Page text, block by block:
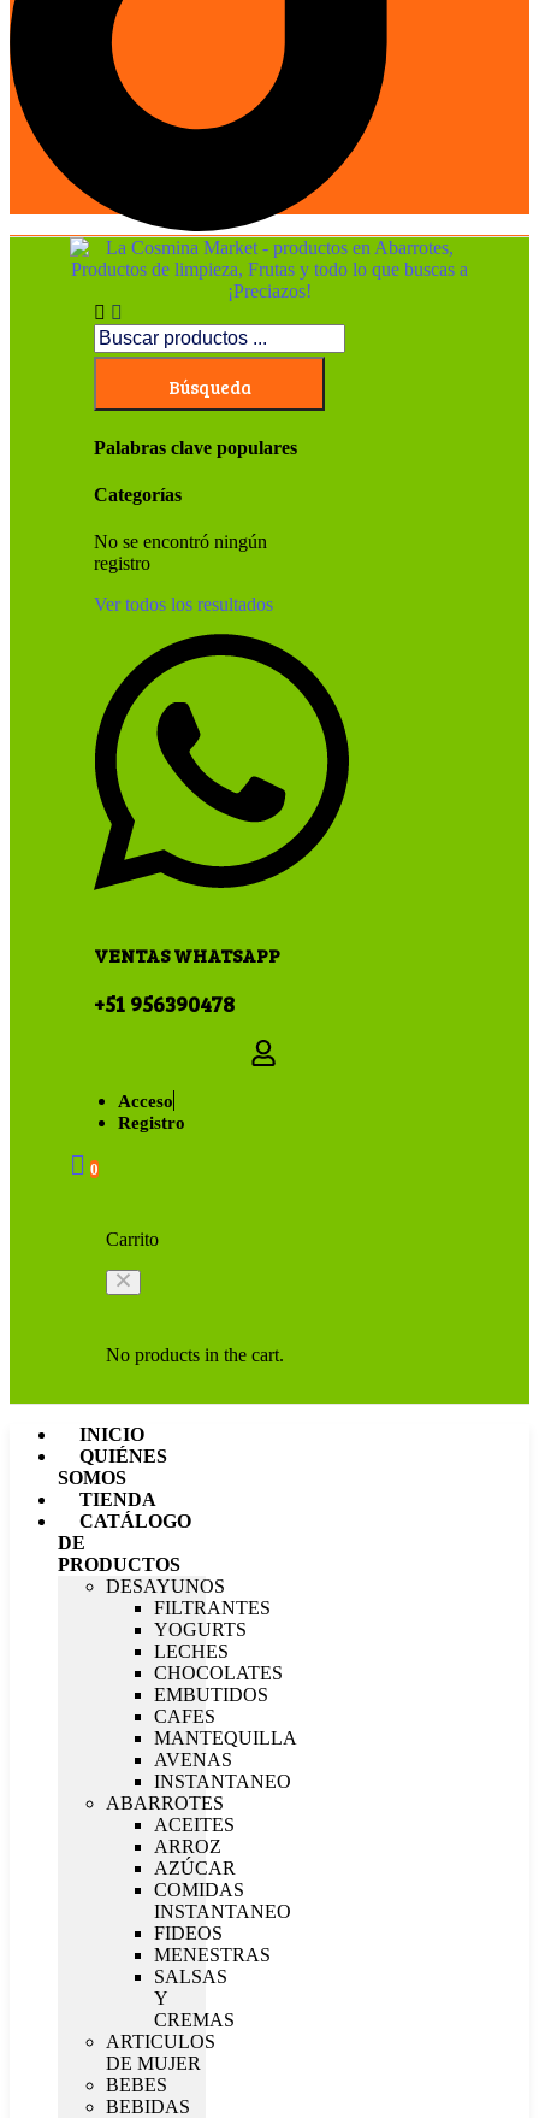
Búsqueda
Palabras clave populares
Categorías
No se encontró ningún
registro
Ver todos los resultados
VENTAS WHATSAPP
+51 956390478
Acceso
Registro
0
Carrito
No products in the cart.
INICIO
QUIÉNES
SOMOS
TIENDA
CATÁLOGO
DE
PRODUCTOS
DESAYUNOS
FILTRANTES
YOGURTS
LECHES
CHOCOLATES
EMBUTIDOS
CAFES
MANTEQUILLA
AVENAS
INSTANTANEO
ABARROTES
ACEITES
ARROZ
AZÚCAR
COMIDAS
INSTANTANEO
FIDEOS
MENESTRAS
SALSAS
Y
CREMAS
ARTICULOS
DE MUJER
BEBES
BEBIDAS